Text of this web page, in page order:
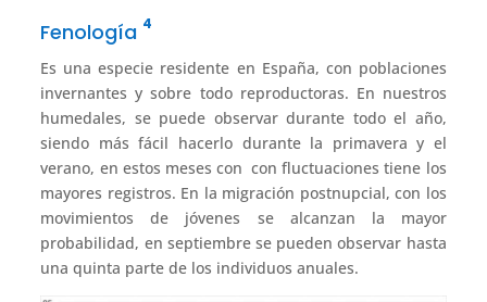
Fenología 4
Es una especie residente en España, con poblaciones
invernantes y sobre todo reproductoras. En nuestros
humedales, se puede observar durante todo el año,
siendo más fácil hacerlo durante la primavera y el
verano, en estos meses con con fluctuaciones tiene los
mayores registros. En la migración postnupcial, con los
movimientos de jóvenes se alcanzan la mayor
probabilidad, en septiembre se pueden observar hasta
una quinta parte de los individuos anuales.